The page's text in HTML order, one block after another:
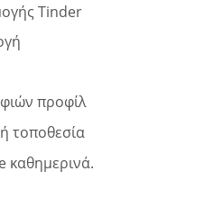
Tinder
προφίλ
τοποθεσία
καθημερινά.